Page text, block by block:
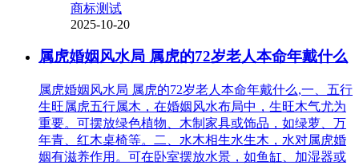
商标测试
2025-10-20
属虎婚姻风水局 属虎的72岁老人本命年戴什么
属虎婚姻风水局 属虎的72岁老人本命年戴什么,一、五行
生旺属虎五行属木，在婚姻风水布局中，生旺木气尤为
重要。可摆放绿色植物、木制家具或饰品，如绿萝、万
年青、红木桌椅等。二、水木相生水生木，水对属虎婚
姻有滋养作用。可在卧室摆放水景，如鱼缸、加湿器或